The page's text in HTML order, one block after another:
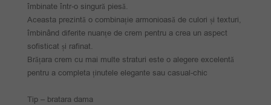
îmbinate într-o singură piesă.
Aceasta prezintă o combinație armonioasă de culori și texturi,
îmbinând diferite nuanțe de crem pentru a crea un aspect
sofisticat și rafinat.
Brățara crem cu mai multe straturi este o alegere excelentă
pentru a completa ținutele elegante sau casual-chic
Tip – bratara dama